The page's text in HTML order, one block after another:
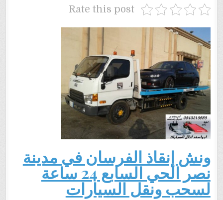
Rate this post
ونش إنقاذ الفرسان في مدينة
نصر الحي السابع 24 ساعة
لسحب ونقل السيارات